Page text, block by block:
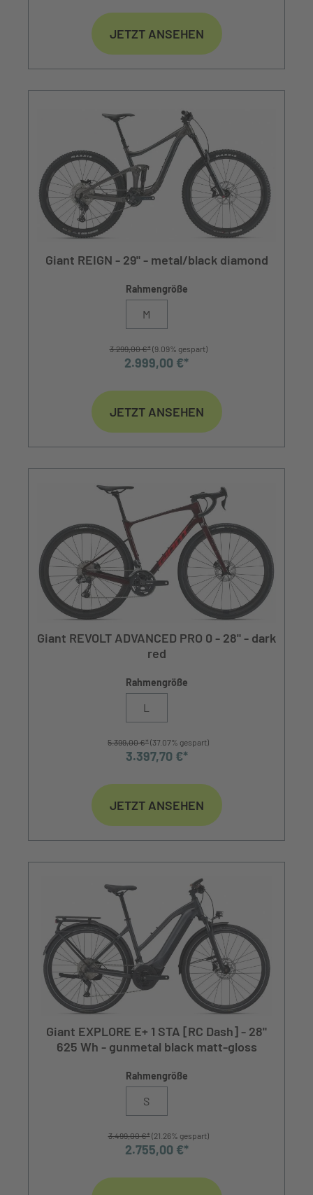
JETZT ANSEHEN
Giant REIGN - 29" - metal/black diamond
Rahmengröße
M
3.299,00 €*(9.09% gespart)
2.999,00 €*
JETZT ANSEHEN
Giant REVOLT ADVANCED PRO 0 - 28" - dark
red
Rahmengröße
L
5.399,00 €*(37.07% gespart)
3.397,70 €*
JETZT ANSEHEN
Giant EXPLORE E+ 1 STA [RC Dash] - 28"
625 Wh - gunmetal black matt-gloss
Rahmengröße
S
3.499,00 €*(21.26% gespart)
2.755,00 €*